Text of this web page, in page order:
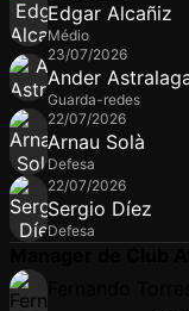
Edgar Alcañiz
Médio
23/07/2026
Ander
Guarda-redes
22/07/2026
Arnau Solà
Defesa
22/07/2026
Sergio Díez
Defesa